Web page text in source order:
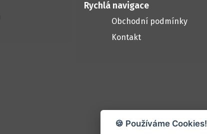
Rychlá navigace
Obchodní podmínky
Kontakt
🍪 Používáme Cookies!